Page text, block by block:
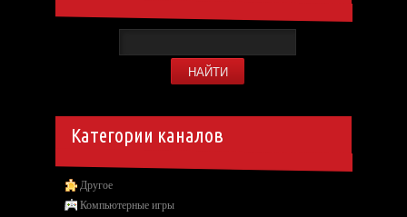
Категории каналов
Другое
Компьютерные игры